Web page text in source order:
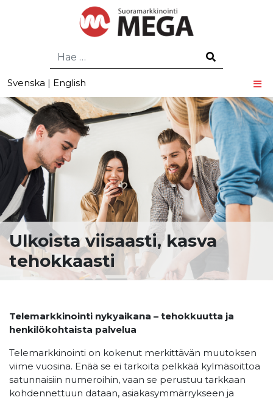
Hae
Svenska | English
Ulkoista viisaasti, kasva
tehokkaasti
Telemarkkinointi nykyaikana – tehokkuutta ja
henkilökohtaista palvelua
Telemarkkinointi on kokenut merkittävän muutoksen
viime vuosina. Enää se ei tarkoita pelkkää kylmäsoittoa
satunnaisiin numeroihin, vaan se perustuu tarkkaan
kohdennettuun dataan, asiakasymmärrykseen ja